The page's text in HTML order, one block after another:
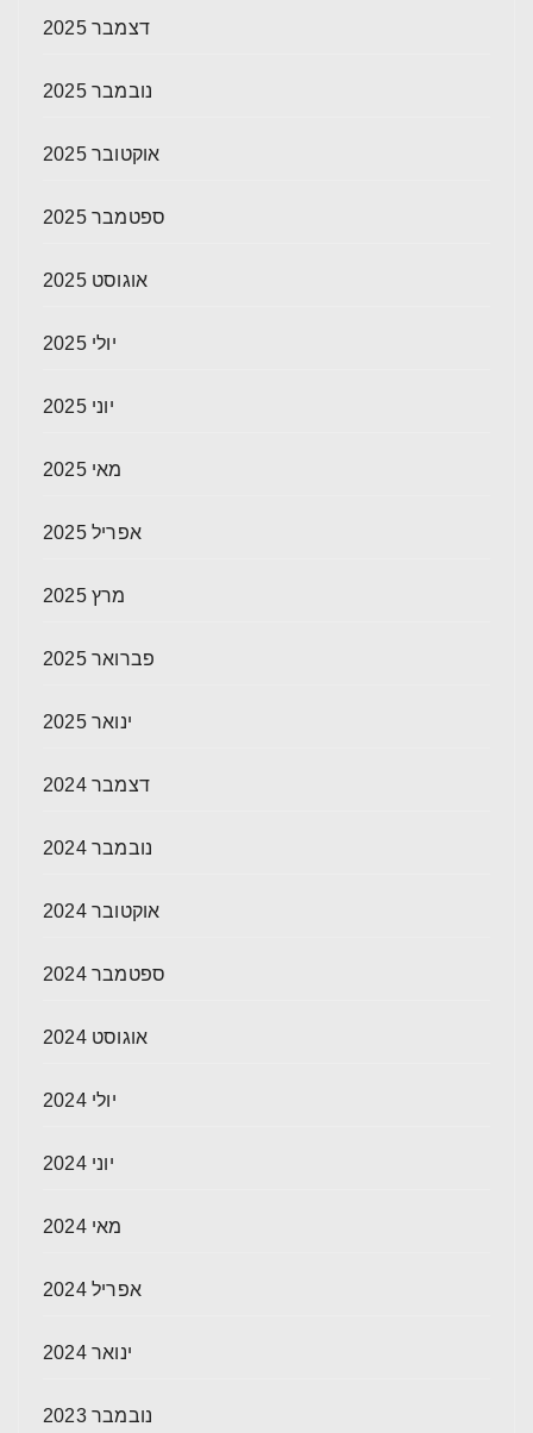
דצמבר 2025
נובמבר 2025
אוקטובר 2025
ספטמבר 2025
אוגוסט 2025
יולי 2025
יוני 2025
מאי 2025
אפריל 2025
מרץ 2025
פברואר 2025
ינואר 2025
דצמבר 2024
נובמבר 2024
אוקטובר 2024
ספטמבר 2024
אוגוסט 2024
יולי 2024
יוני 2024
מאי 2024
אפריל 2024
ינואר 2024
נובמבר 2023